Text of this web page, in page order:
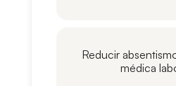
Reducir
médica